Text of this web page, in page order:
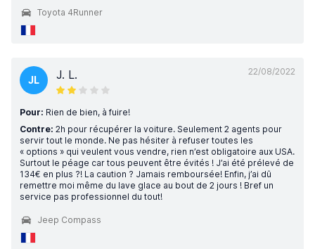
Toyota 4Runner
22/08/2022
JL J. L.
Pour: Rien de bien, à fuire!
Contre: 2h pour récupérer la voiture. Seulement 2 agents pour
servir tout le monde. Ne pas hésiter à refuser toutes les
« options » qui veulent vous vendre, rien n’est obligatoire aux USA.
Surtout le péage car tous peuvent être évités ! J’ai été prélevé de
134€ en plus ?! La caution ? Jamais remboursée! Enfin, j’ai dû
remettre moi même du lave glace au bout de 2 jours ! Bref un
service pas professionnel du tout!
Jeep Compass